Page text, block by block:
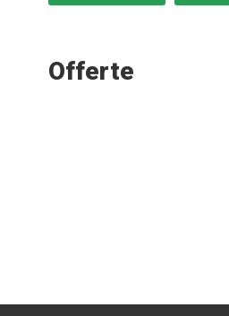
Offerte